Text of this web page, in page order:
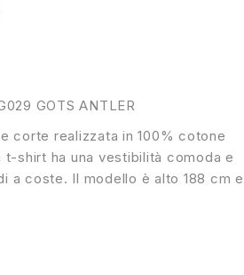
GOTS ANTLER
corte realizzata in 100% cotone
shirt ha una vestibilità comoda e
a coste. Il modello è alto 188 cm e